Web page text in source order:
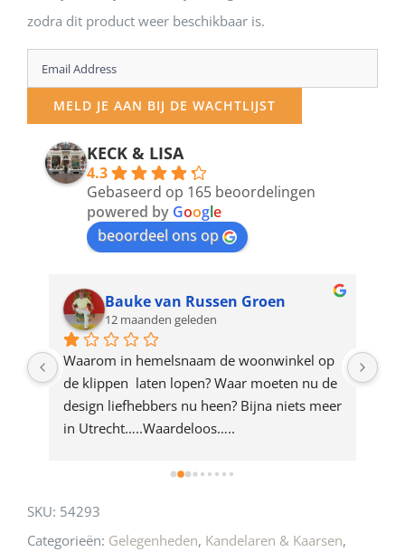
zodra dit product weer beschikbaar is.
Enter
your
email
address
product
MELD JE AAN BIJ DE WACHTLIJST
KECK & LISA
4.3
Gebaseerd op 165 beoordelingen
powered by Google
beoordeel ons op
Bauke van Russen Groen
12 maanden geleden
Waarom in hemelsnaam de woonwinkel op
de klippen  laten lopen? Waar moeten nu de
design liefhebbers nu heen? Bijna niets meer
in Utrecht…..Waardeloos…..
SKU: 54293
Categorieën: Gelegenheden, Kandelaren & Kaarsen,